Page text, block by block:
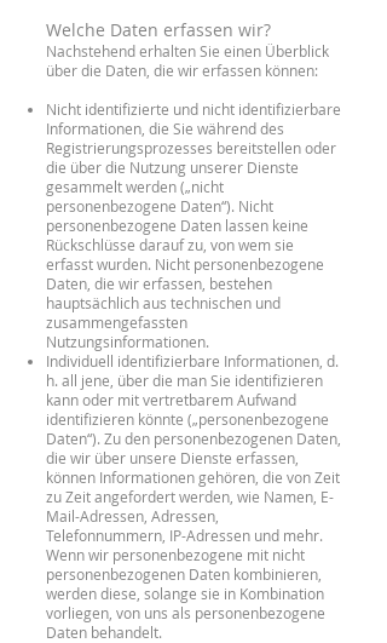
Welche Daten erfassen wir?
Nachstehend erhalten Sie einen Überblick
über die Daten, die wir erfassen können:
Nicht identifizierte und nicht identifizierbare
Informationen, die Sie während des
Registrierungsprozesses bereitstellen oder
die über die Nutzung unserer Dienste
gesammelt werden („nicht
personenbezogene Daten“). Nicht
personenbezogene Daten lassen keine
Rückschlüsse darauf zu, von wem sie
erfasst wurden. Nicht personenbezogene
Daten, die wir erfassen, bestehen
hauptsächlich aus technischen und
zusammengefassten
Nutzungsinformationen.
Individuell identifizierbare Informationen, d.
h. all jene, über die man Sie identifizieren
kann oder mit vertretbarem Aufwand
identifizieren könnte („personenbezogene
Daten“). Zu den personenbezogenen Daten,
die wir über unsere Dienste erfassen,
können Informationen gehören, die von Zeit
zu Zeit angefordert werden, wie Namen, E-
Mail-Adressen, Adressen,
Telefonnummern, IP-Adressen und mehr.
Wenn wir personenbezogene mit nicht
personenbezogenen Daten kombinieren,
werden diese, solange sie in Kombination
vorliegen, von uns als personenbezogene
Daten behandelt.